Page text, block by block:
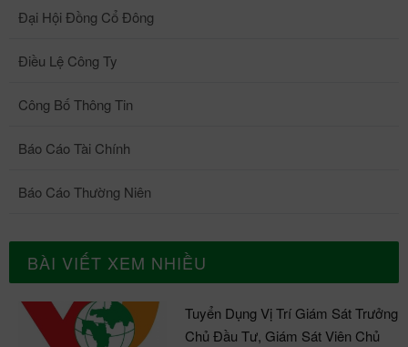
Đại Hội Đồng Cổ Đông
Điều Lệ Công Ty
Công Bố Thông Tin
Báo Cáo Tài Chính
Báo Cáo Thường Niên
BÀI VIẾT XEM NHIỀU
Tuyển Dụng Vị Trí Giám Sát Trưởng
Chủ Đầu Tư, Giám Sát Viên Chủ